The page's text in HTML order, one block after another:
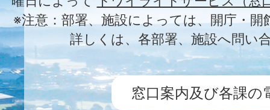
※注意：部署、施設によっては、開庁・
詳しくは、各部署、施設へ問い
窓口案内及び各課の